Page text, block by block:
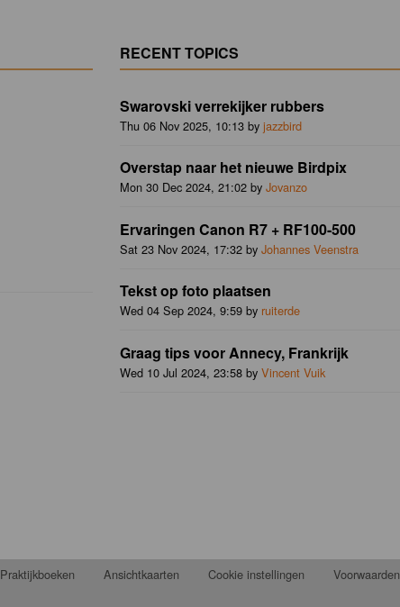
RECENT TOPICS
Swarovski verrekijker rubbers
Thu 06 Nov 2025, 10:13 by jazzbird
Overstap naar het nieuwe Birdpix
Mon 30 Dec 2024, 21:02 by Jovanzo
Ervaringen Canon R7 + RF100-500
Sat 23 Nov 2024, 17:32 by Johannes Veenstra
Tekst op foto plaatsen
Wed 04 Sep 2024, 9:59 by ruiterde
Graag tips voor Annecy, Frankrijk
Wed 10 Jul 2024, 23:58 by Vincent Vuik
Praktijkboeken Ansichtkaarten Cookie instellingen Voorwaarden